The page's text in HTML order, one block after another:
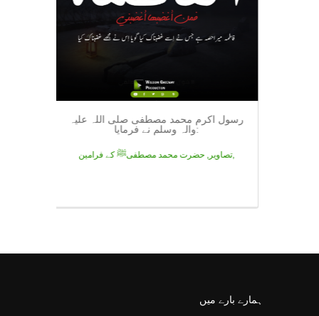
رسول اکرم محمد مصطفی صلی
تصاویر, حضرت محمد مصطفیﷺ کے فرامین,
لَوْ أَنَّهَاصُبَّتْ عَلَى الْأَيَّامِ
ہمارے بارے میں